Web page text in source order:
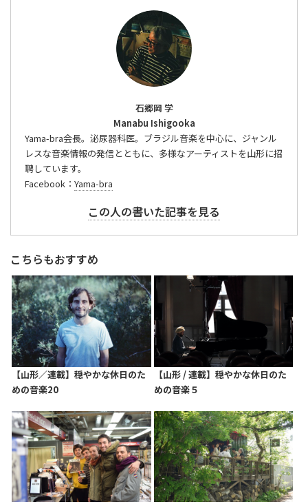
石郷岡 学
Manabu Ishigooka
Yama-bra会長。泌尿器科医。ブラジル音楽を中心に、ジャンル
レスな音楽情報の発信とともに、多様なアーティストを山形に招
聘しています。
Facebook： Yama-bra
この人の書いた記事を見る
こちらもおすすめ
【山形／連載】穏やかな休日のた
めの音楽20
【山形 / 連載】穏やかな休日のた
めの音楽５